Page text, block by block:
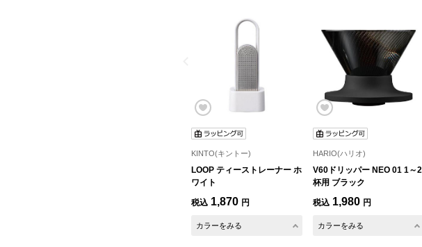
KINTO(キントー)
LOOP ティーストレーナー ホ
ワイト
税込 1,870 円
カラーをみる
HARIO(ハリオ)
V60ドリッパー NEO 01 1～2
杯用 ブラック
税込 1,980 円
カラーをみる